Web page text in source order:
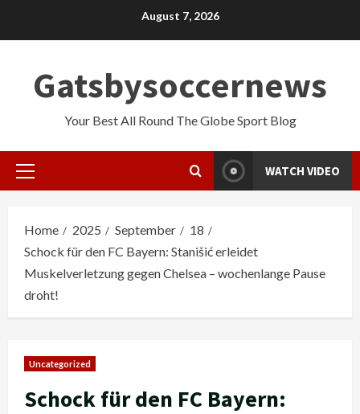
August 7, 2026
Gatsbysoccernews
Your Best All Round The Globe Sport Blog
Primary
WATCH VIDEO
Home 2025 September
18
Schock für den FC Bayern: Stanišić erleidet
Muskelverletzung gegen Chelsea – wochenlange Pause
droht!
Uncategorized
Schock für den FC Bayern: